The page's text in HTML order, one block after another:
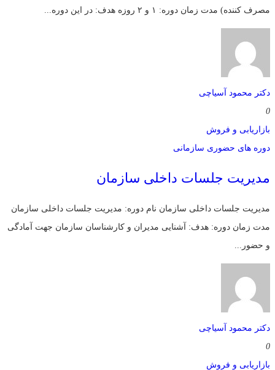
مصرف کننده) مدت زمان دوره: ۱ و ۲ روزه هدف: در این دوره...
دکتر محمود آسیاچی
0
بازاریابی و فروش
دوره های حضوری سازمانی
مدیریت جلسات داخلی سازمان
مدیریت جلسات داخلی سازمان نام دوره: مدیریت جلسات داخلی سازمان
مدت زمان دوره: هدف: آشنایی مدیران و کارشناسان سازمان جهت آمادگی
و حضور...
دکتر محمود آسیاچی
0
بازاریابی و فروش